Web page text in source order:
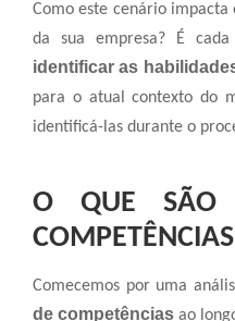
Como este cenário impacta
da sua empresa?É cada
identificar as
para o atual contexto do
identificá-las durante o
O QUE SÃO
Comecemos por uma
de competências ao